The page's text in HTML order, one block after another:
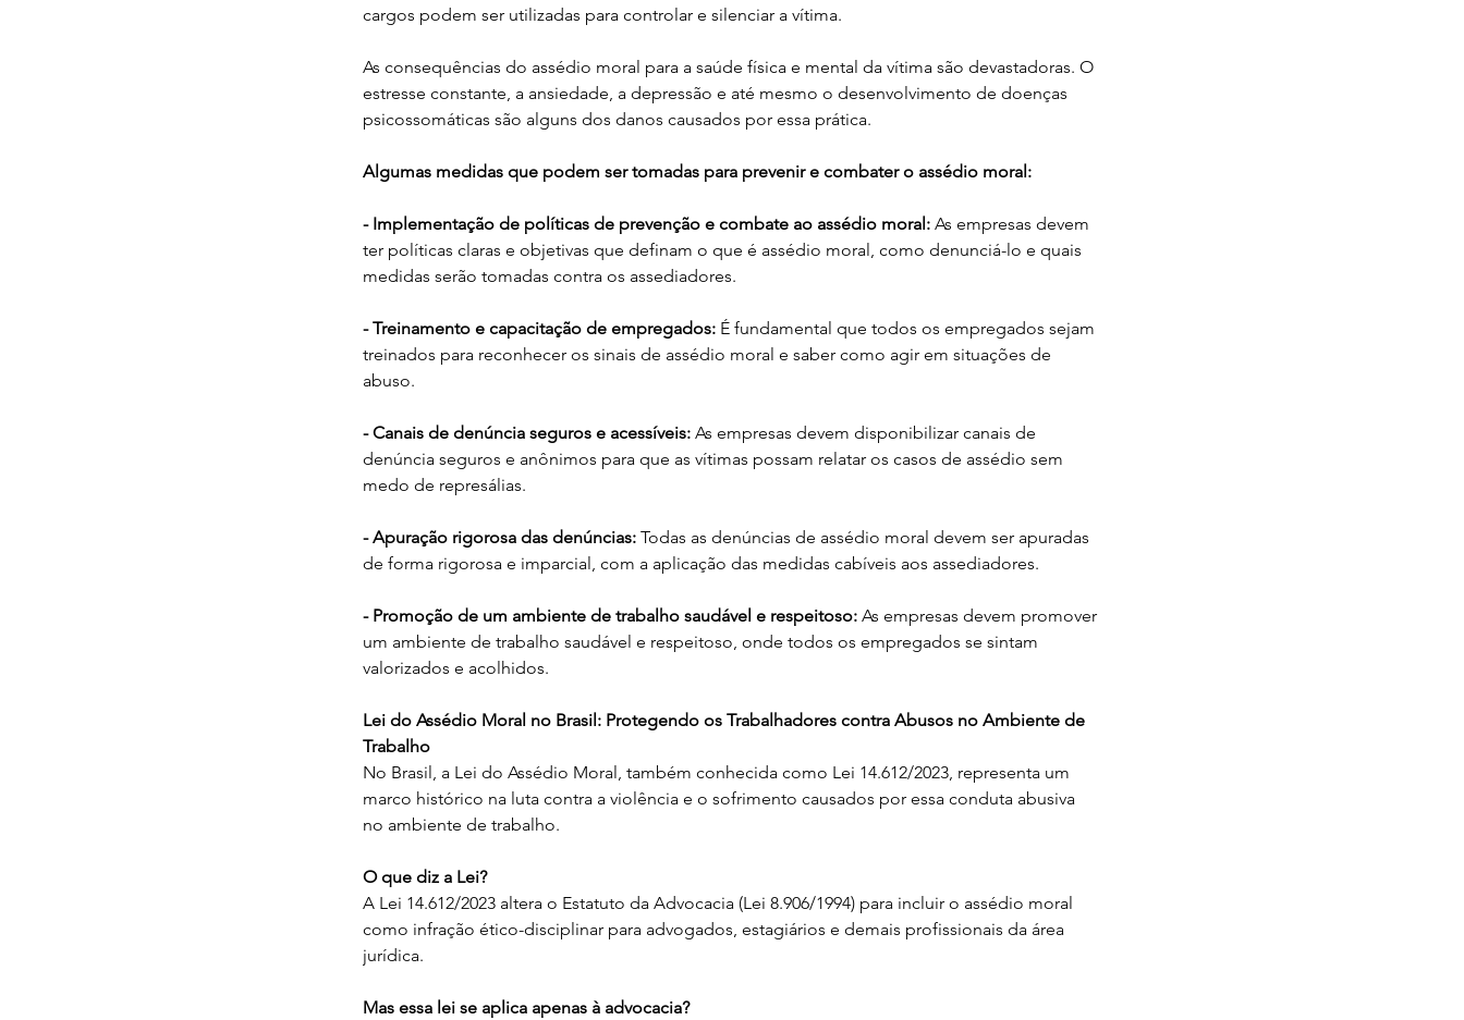
cargos podem ser utilizadas para controlar e silenciar a vítima.
As consequências do assédio moral para a saúde física e mental da vítima são devastadoras. O
estresse constante, a ansiedade, a depressão e até mesmo o desenvolvimento de doenças
psicossomáticas são alguns dos danos causados por essa prática.
Algumas medidas que podem ser tomadas para prevenir e combater o assédio moral:
- Implementação de políticas de prevenção e combate ao assédio moral: As empresas devem
ter políticas claras e objetivas que definam o que é assédio moral, como denunciá-lo e quais
medidas serão tomadas contra os assediadores.
- Treinamento e capacitação de empregados: É fundamental que todos os empregados sejam
treinados para reconhecer os sinais de assédio moral e saber como agir em situações de
abuso.
- Canais de denúncia seguros e acessíveis: As empresas devem disponibilizar canais de
denúncia seguros e anônimos para que as vítimas possam relatar os casos de assédio sem
medo de represálias.
- Apuração rigorosa das denúncias: Todas as denúncias de assédio moral devem ser apuradas
de forma rigorosa e imparcial, com a aplicação das medidas cabíveis aos assediadores.
- Promoção de um ambiente de trabalho saudável e respeitoso: As empresas devem promover
um ambiente de trabalho saudável e respeitoso, onde todos os empregados se sintam
valorizados e acolhidos.
Lei do Assédio Moral no Brasil: Protegendo os Trabalhadores contra Abusos no Ambiente de
Trabalho
No Brasil, a Lei do Assédio Moral, também conhecida como Lei 14.612/2023, representa um
marco histórico na luta contra a violência e o sofrimento causados por essa conduta abusiva
no ambiente de trabalho.
O que diz a Lei?
A Lei 14.612/2023 altera o Estatuto da Advocacia (Lei 8.906/1994) para incluir o assédio moral
como infração ético-disciplinar para advogados, estagiários e demais profissionais da área
jurídica.
Mas essa lei se aplica apenas à advocacia?